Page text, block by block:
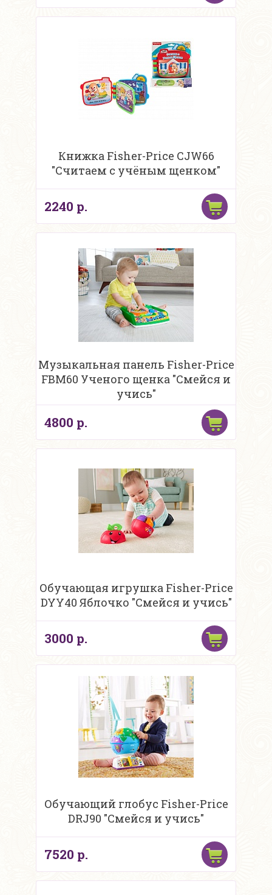
Книжка Fisher-Price CJW66
"Считаем с учёным щенком"
2240 р.
Музыкальная панель Fisher-Price
FBM60 Ученого щенка "Смейся и
учись"
4800 р.
Обучающая игрушка Fisher-Price
DYY40 Яблочко "Смейся и учись"
3000 р.
Обучающий глобус Fisher-Price
DRJ90 "Смейся и учись"
7520 р.